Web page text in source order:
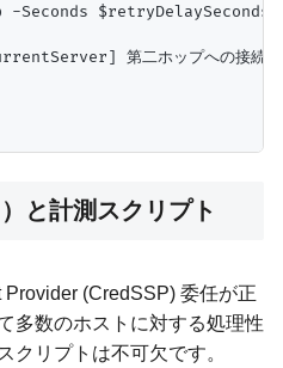
-Seconds $retryDelaySeconds
第二ホップへの接続
と計測スクリプト
(CredSSP) 委任が正
多数のホストに対する処理性
クリプトは不可欠です。